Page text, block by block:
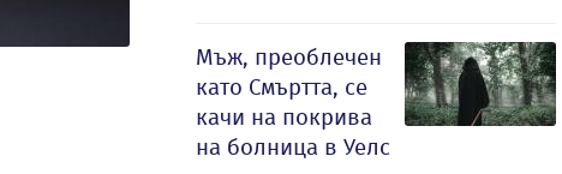
Мъж, преоблечен
като Смъртта, се
качи на покрива
на болница в Уелс